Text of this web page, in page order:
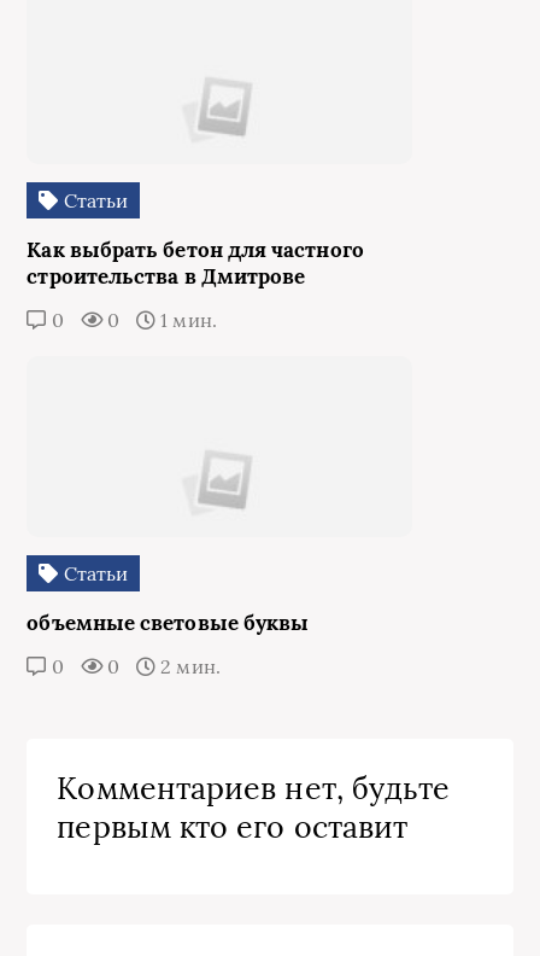
Статьи
Как выбрать бетон для частного
строительства в Дмитрове
0 0 1 мин.
Статьи
объемные световые буквы
0 0 2 мин.
Комментариев нет, будьте
первым кто его оставит